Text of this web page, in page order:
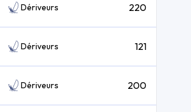
Dériveurs 220
Dériveurs 121
Dériveurs 200